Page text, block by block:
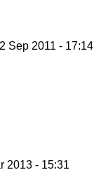
Sep 2011 - 17:14
2013 - 15:31